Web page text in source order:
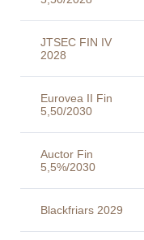
JTSEC FIN IV
2028
Eurovea II Fin
5,50/2030
Auctor Fin
5,5%/2030
Blackfriars 2029